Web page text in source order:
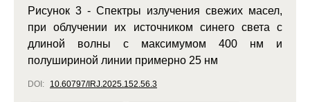
Рисунок 3 - Спектры излучения свежих масел,
при облучении их источником синего света с
длиной волны с максимумом 400 нм и
полушириной линии примерно 25 нм
DOI: 10.60797/IRJ.2025.152.56.3